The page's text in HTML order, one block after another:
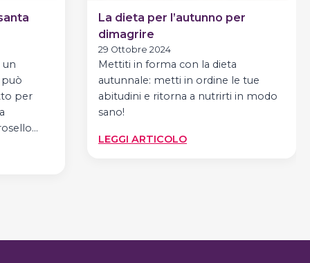
un
per
La dieta per l’autunno per
dimagrire
29 Ottobre 2024
Mettiti in forma con la dieta
autunnale: metti in ordine le tue
abitudini e ritorna a nutrirti in modo
sano!
LEGGI ARTICOLO: